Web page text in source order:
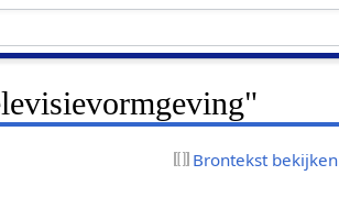
Brontekst bekijken